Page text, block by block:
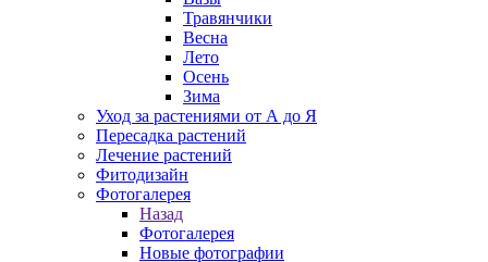
Травянчики
Весна
Лето
Осень
Зима
Уход за растениями от А до Я
Пересадка растений
Лечение растений
Фитодизайн
Фотогалерея
Назад
Фотогалерея
Новые фотографии